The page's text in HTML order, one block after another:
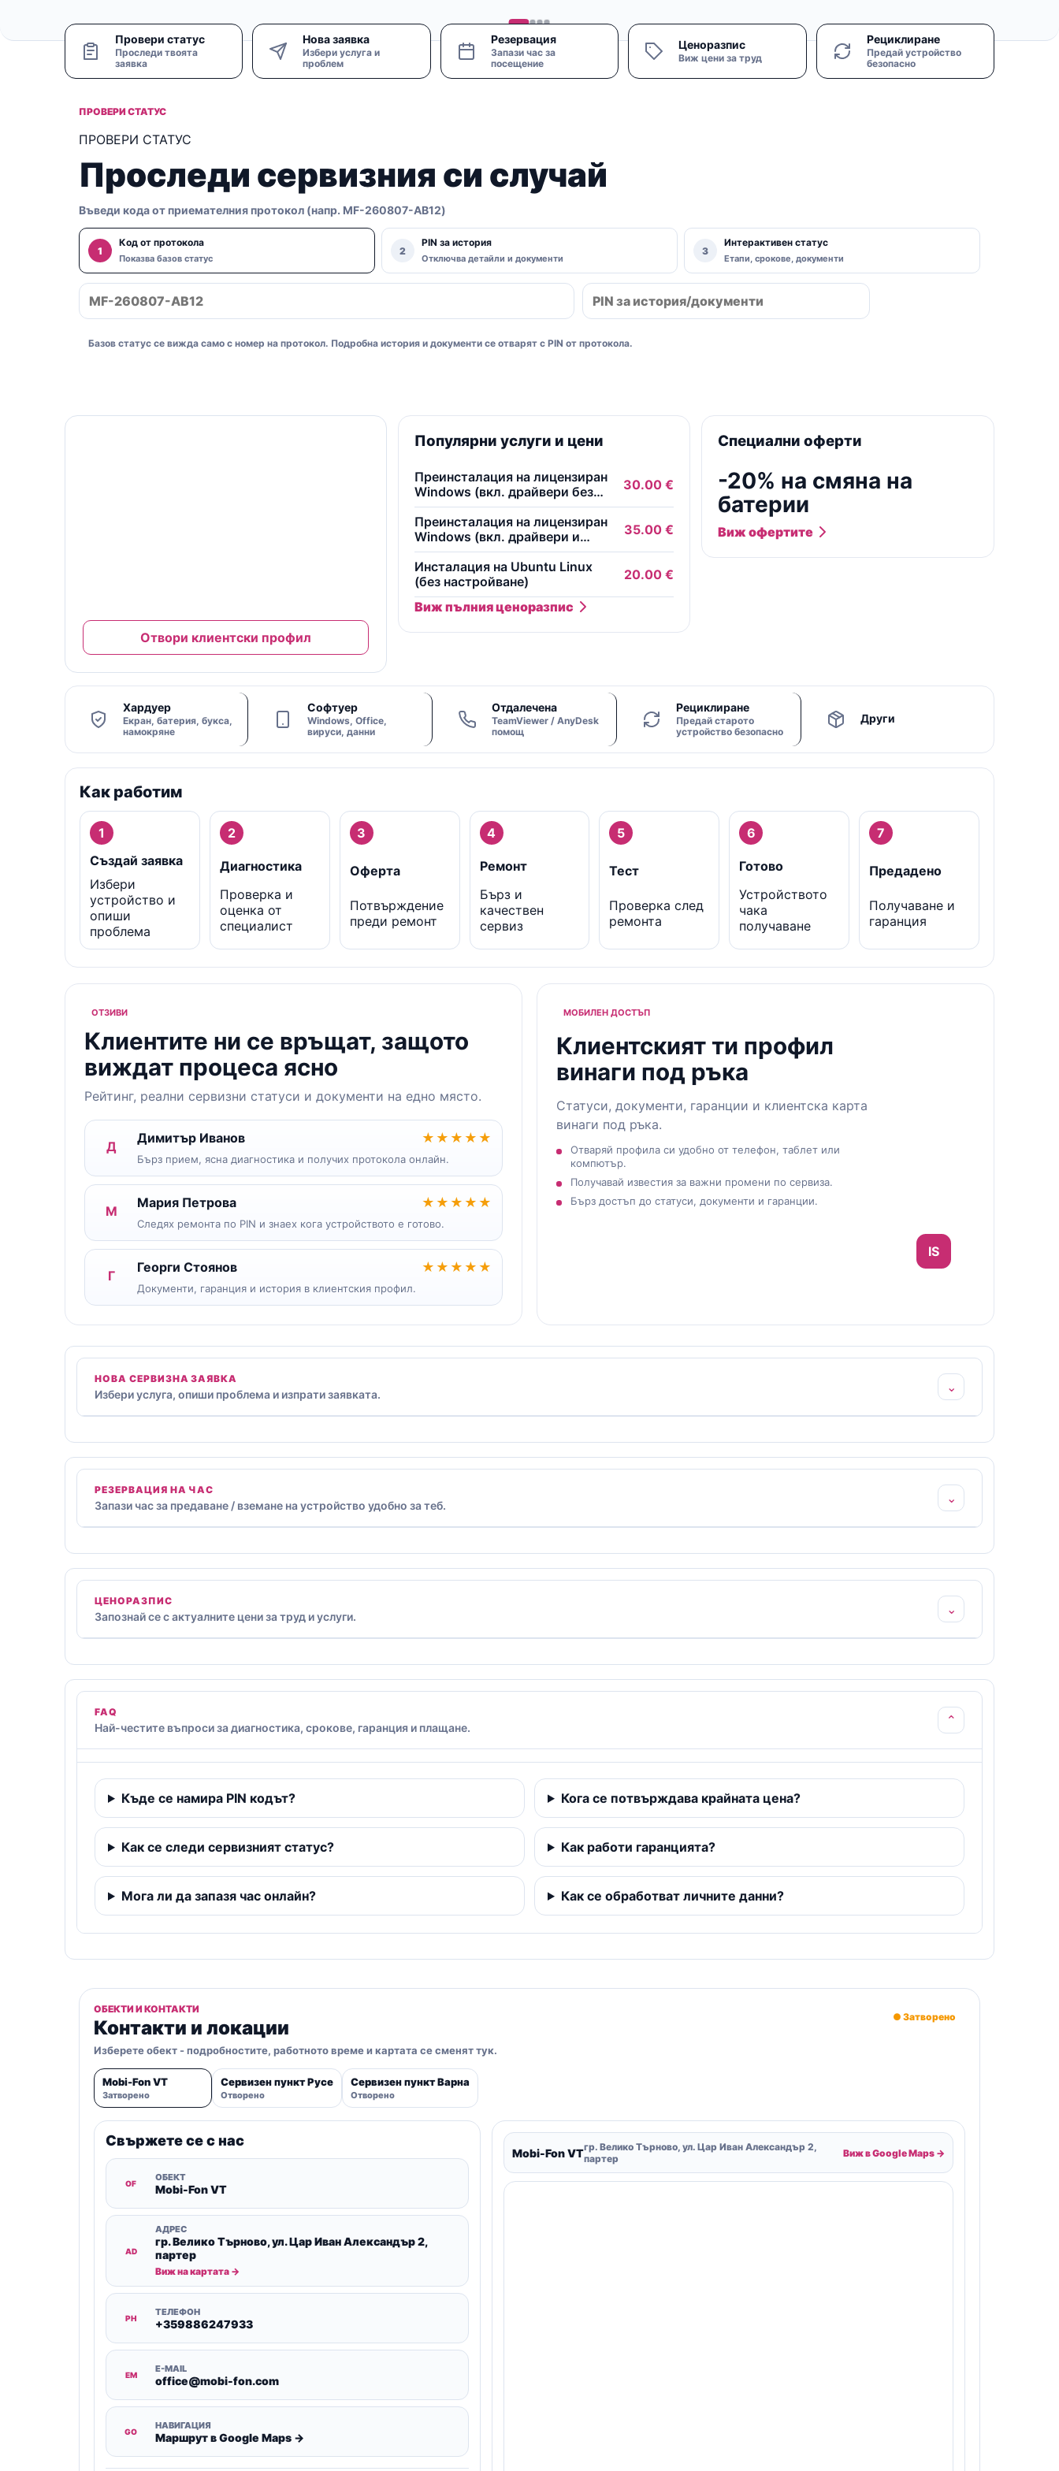
Провери статус
Проследи твоята
заявка
Нова заявка
Избери услуга и
проблем
Резервация
Запази час за
посещение
Ценоразпис
Виж цени за труд
Рециклиране
Предай устройство
безопасно
ПРОВЕРИ СТАТУС
ПРОВЕРИ СТАТУС
Проследи сервизния си случай
Въведи кода от приемателния протокол (напр. MF-260807-AB12)
1
Код от протокола
Показва базов статус
2
PIN за история
Отключва детайли и документи
3
Интерактивен статус
Етапи, срокове, документи
Базов статус се вижда само с номер на протокол. Подробна история и документи се отварят с PIN от протокола.
Отвори клиентски профил
Популярни услуги и цени
Преинсталация на лицензиран
Windows (вкл. драйвери без
безплатни програми)
30.00 €
Преинсталация на лицензиран
Windows (вкл. драйвери и
основни безплатни програми)
35.00 €
Инсталация на Ubuntu Linux
(без настройване)
20.00 €
Виж пълния ценоразпис
Специални оферти
-20% на смяна на
батерии
Виж офертите
Хардуер
Екран, батерия, букса,
намокряне
Софтуер
Windows, Office,
вируси, данни
Отдалечена
TeamViewer / AnyDesk
помощ
Рециклиране
Предай старото
устройство безопасно
Други
Как работим
1
Създай заявка
Избери
устройство и
опиши
проблема
2
Диагностика
Проверка и
оценка от
специалист
3
Оферта
Потвърждение
преди ремонт
4
Ремонт
Бърз и
качествен
сервиз
5
Тест
Проверка след
ремонта
6
Готово
Устройството
чака
получаване
7
Предадено
Получаване и
гаранция
ОТЗИВИ
Клиентите ни се връщат, защото
виждат процеса ясно
Рейтинг, реални сервизни статуси и документи на едно място.
Д
Димитър Иванов ★★★★★
Бърз прием, ясна диагностика и получих протокола онлайн.
М
Мария Петрова ★★★★★
Следях ремонта по PIN и знаех кога устройството е готово.
Г
Георги Стоянов ★★★★★
Документи, гаранция и история в клиентския профил.
МОБИЛЕН ДОСТЪП
Клиентският ти профил
винаги под ръка
Статуси, документи, гаранции и клиентска карта
винаги под ръка.
Отваряй профила си удобно от телефон, таблет или
компютър.
Получавай известия за важни промени по сервиза.
Бърз достъп до статуси, документи и гаранции.
IS
НОВА СЕРВИЗНА ЗАЯВКА
Избери услуга, опиши проблема и изпрати заявката. ⌄
РЕЗЕРВАЦИЯ НА ЧАС
Запази час за предаване / вземане на устройство удобно за теб. ⌄
ЦЕНОРАЗПИС
Запознай се с актуалните цени за труд и услуги. ⌄
FAQ
Най-честите въпроси за диагностика, срокове, гаранция и плащане. ⌄
Къде се намира PIN кодът? Кога се потвърждава крайната цена?
Как се следи сервизният статус? Как работи гаранцията?
Мога ли да запазя час онлайн? Как се обработват личните данни?
ОБЕКТИ И КОНТАКТИ
Контакти и локации
Изберете обект - подробностите, работното време и картата се сменят тук.
● Затворено
Mobi-Fon VT
Затворено
Сервизен пункт Русе
Отворено
Сервизен пункт Варна
Отворено
Свържете се с нас
OF
ОБЕКТ
Mobi-Fon VT
AD
АДРЕС
гр. Велико Търново, ул. Цар Иван Александър 2,
партер
Виж на картата →
PH
ТЕЛЕФОН
+359886247933
EM
E-MAIL
office@mobi-fon.com
GO
НАВИГАЦИЯ
Маршрут в Google Maps →
Mobi-Fon VTгр. Велико Търново, ул. Цар Иван Александър 2,
партер
Виж в Google Maps →